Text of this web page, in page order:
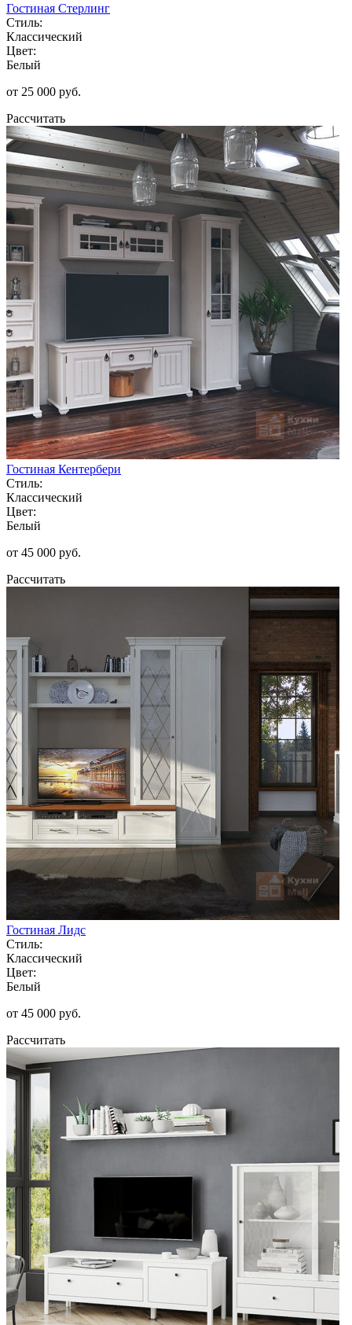
Гостиная Стерлинг
Стиль:
Классический
Цвет:
Белый
от 25 000 руб.
Рассчитать
Гостиная Кентербери
Стиль:
Классический
Цвет:
Белый
от 45 000 руб.
Рассчитать
Гостиная Лидс
Стиль:
Классический
Цвет:
Белый
от 45 000 руб.
Рассчитать